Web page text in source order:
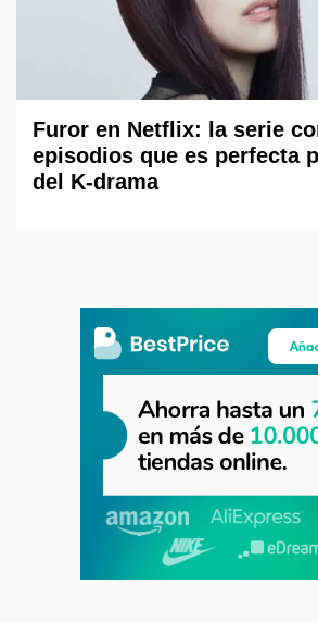
Furor en Netflix: la serie
episodios que es perfecta
del K-drama